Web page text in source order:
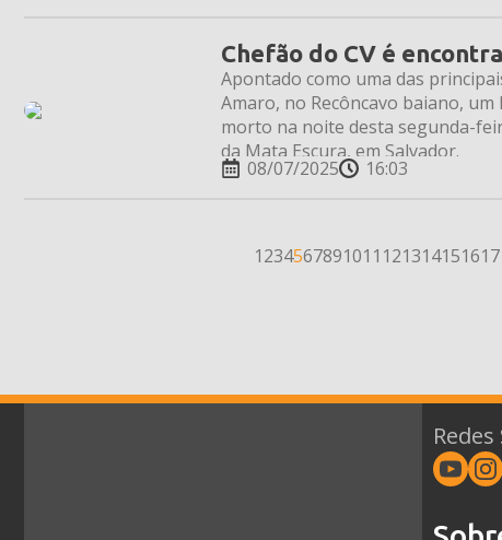
Chefão do CV é
Apontado como uma das
Amaro, no Recôncavo baiano,
morto na noite desta segunda-
da Mata Escura, em Salvador.
08/07/2025 16:03
1234567891011 121314151617
Redes